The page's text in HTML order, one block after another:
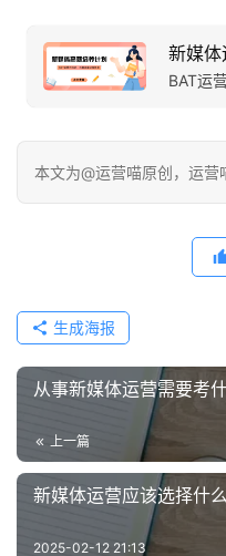
新媒
BAT运
本文为@运营喵原创，运营
生成海报
从事新媒体运营需要考
上一篇
新媒体运营应该选择什
2025-02-12 21:13